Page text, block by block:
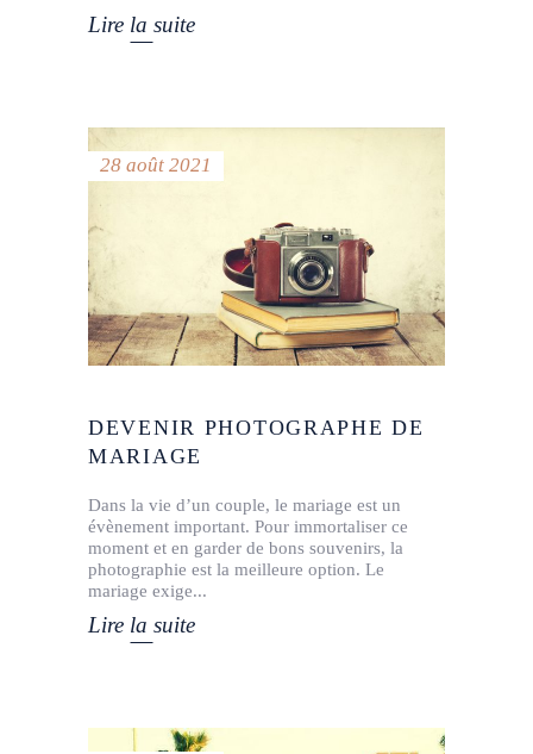
Lire la suite
28 août 2021
DEVENIR PHOTOGRAPHE DE
MARIAGE
Dans la vie d’un couple, le mariage est un
évènement important. Pour immortaliser ce
moment et en garder de bons souvenirs, la
photographie est la meilleure option. Le
mariage exige
Lire la suite